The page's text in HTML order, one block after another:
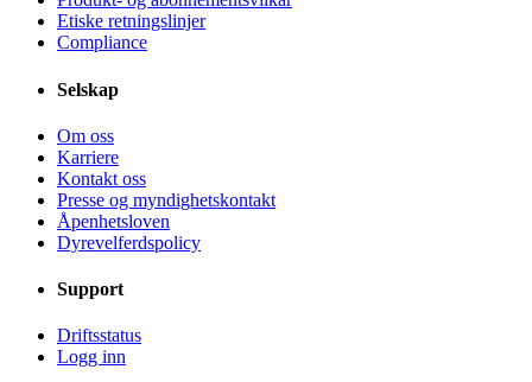
Etiske retningslinjer
Compliance
Selskap
Om oss
Karriere
Kontakt oss
Presse og myndighetskontakt
Åpenhetsloven
Dyrevelferdspolicy
Support
Driftsstatus
Logg inn